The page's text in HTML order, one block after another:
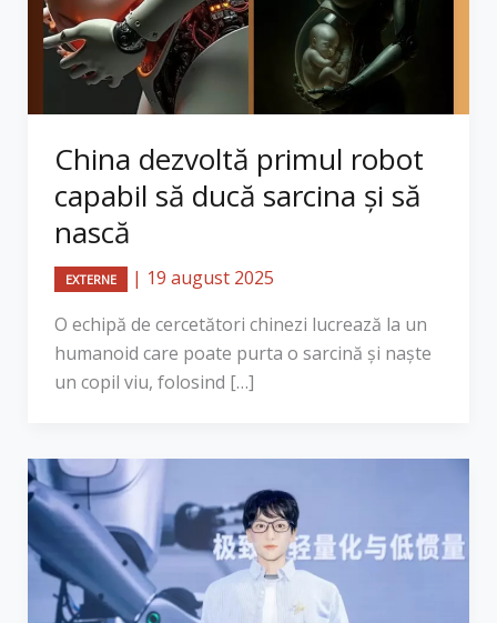
China dezvoltă primul robot
capabil să ducă sarcina și să
nască
EXTERNE | 19 august 2025
O echipă de cercetători chinezi lucrează la un
humanoid care poate purta o sarcină și naște
un copil viu, folosind […]